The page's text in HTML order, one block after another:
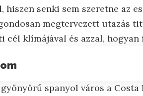
hiszen senki sem szeretne az
megtervezett utazás
cél klímájával és azzal,
spanyol város a